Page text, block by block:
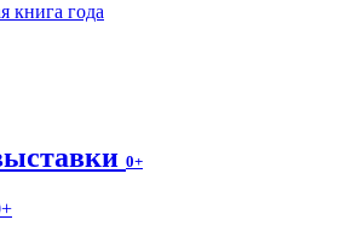
книга года
0+